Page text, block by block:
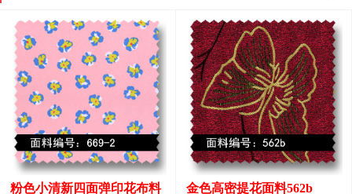
粉色小清新四面弹印花布料 金色高密提花面料562b